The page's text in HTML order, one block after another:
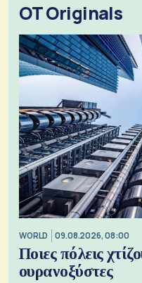
OT Originals
WORLD 09.08.2026, 08:00
Ποιες πόλεις
ουρανοξύστες